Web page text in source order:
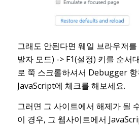
그래도 안된다면 웨일 브라우저
발자 모드) -> F1(설정) 키를 순서
로 쭉 스크롤하셔서 Debugger
JavaScript에 체크를 해보세요.
그러면 그 사이트에서 해제가 될
이 경우, 그 웹사이트에서